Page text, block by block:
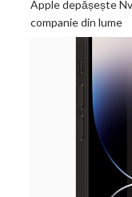
Apple depășește
companie din lume